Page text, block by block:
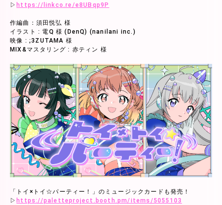
▷ https://linkco.re/e8UBqp9P
作編曲：須田悦弘 様
イラスト : 電Q 様 (DenQ) (nanilani inc.)
映像 : ;3ZUTAMA 様
MIX&マスタリング : 赤ティン 様
「トイ×トイ☆パーティー！」のミュージックカードも発売！
▷ https://paletteproject.booth.pm/items/5055103